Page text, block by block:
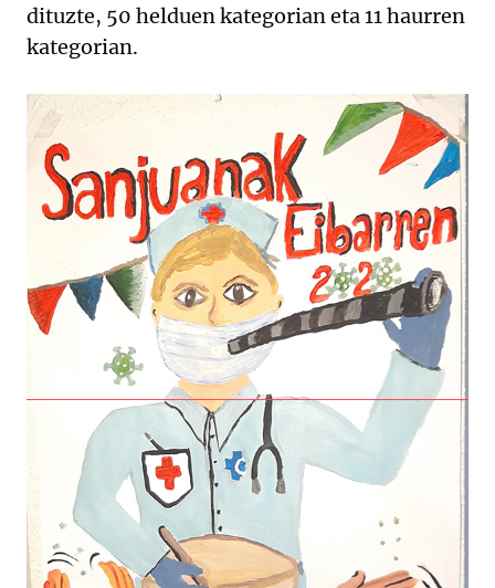
dituzte, 50 helduen kategorian eta 11 haurren
kategorian.